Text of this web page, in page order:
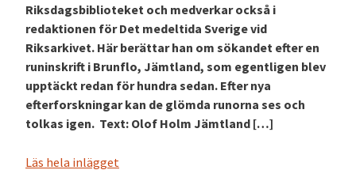
Riksdagsbiblioteket och medverkar också i
redaktionen för Det medeltida Sverige vid
Riksarkivet. Här berättar han om sökandet efter en
runinskrift i Brunflo, Jämtland, som egentligen blev
upptäckt redan för hundra sedan. Efter nya
efterforskningar kan de glömda runorna ses och
tolkas igen. Text: Olof Holm Jämtland […]
Läs hela inlägget